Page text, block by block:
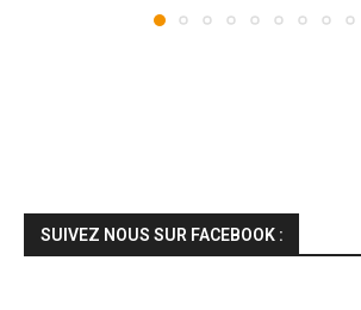
SUIVEZ NOUS SUR FACEBOOK :